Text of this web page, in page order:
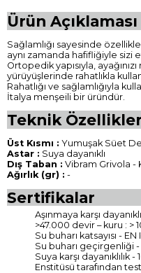
Ürün Açıklaması
Sağlamlığı sayesinde
aynı zamanda hafifliğiyle sizi
Ortopedik yapısıyla,
yürüyüşlerinde rahatlıkla
Rahatlığı ve sağlamlığıyla
İtalya menşeili bir üründür.
Teknik
Üst Kısmı : Yumuşak Süet
Astar : Suya dayanıklı
Dış Taban : Vibram Grivola -
Ağırlık (gr) : -
Sertifikalar
Aşınmaya karşı
>47.000 devir – kuru : >
Su buharı katsayısı -
Su buharı geçirgenliği -
Suya karşı
Enstitüsü tarafından